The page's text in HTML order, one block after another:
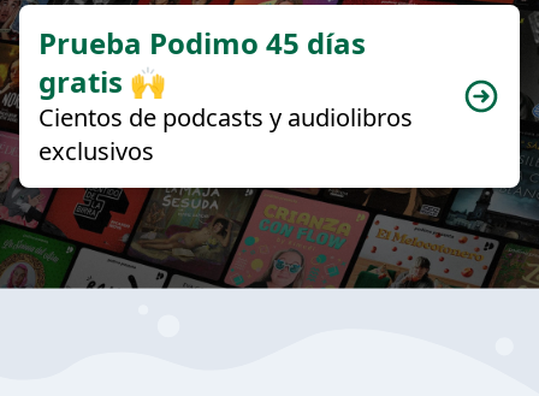
Prueba Podimo 45 días
gratis 🙌
Cientos de podcasts y audiolibros
exclusivos